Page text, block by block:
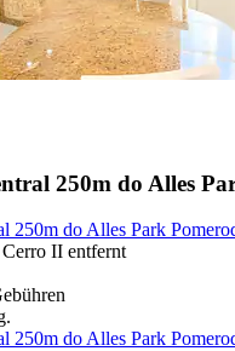
250m do Alles
250m do Alles Park
II entfernt
250m do Alles Park